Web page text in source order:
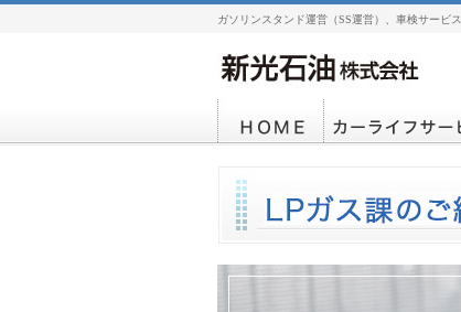
ガソリンスタンド運営（SS運営）、車検サービス